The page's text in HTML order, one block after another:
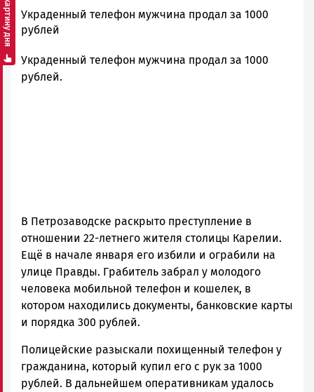
admintimur
Новости
и
Карелии
Украденный телефон мужчина продал за 1000
рублей
Украденный телефон мужчина продал за 1000
рублей.
В Петрозаводске раскрыто преступление в
отношении 22-летнего жителя столицы Карелии.
Ещё в начале января его избили и ограбили на
улице Правды. Грабитель забрал у молодого
человека мобильной телефон и кошелек, в
котором находились документы, банковские карты
и порядка 300 рублей.
Полицейские разыскали похищенный телефон у
гражданина, который купил его с рук за 1000
рублей. В дальнейшем оперативникам удалось